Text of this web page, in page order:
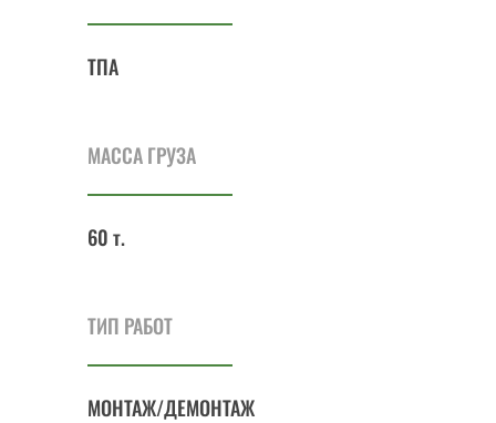
ТПА
МАССА ГРУЗА
60 т.
ТИП РАБОТ
МОНТАЖ/ДЕМОНТАЖ